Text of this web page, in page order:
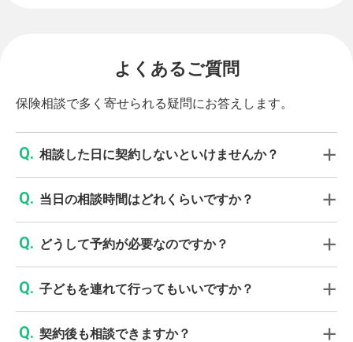
よくあるご質問
保険相談で多く寄せられる疑問にお答えします。
相談した日に契約しないといけませんか？
当日の相談時間はどれくらいですか？
どうして予約が必要なのですか？
子どもを連れて行ってもいいですか？
契約後も相談できますか？